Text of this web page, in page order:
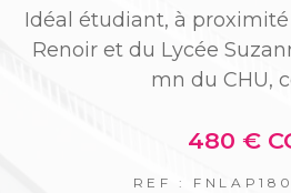
Idéal étudiant, à
Renoir et du Lycée
mn du CHU,
480 €
REF :